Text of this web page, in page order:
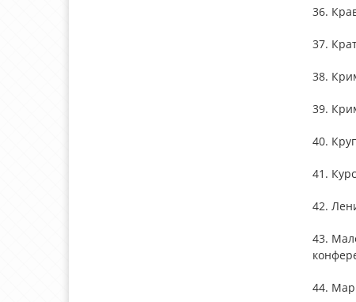
36.
37.
38.
39.
40.
41.
42.
43.
44.